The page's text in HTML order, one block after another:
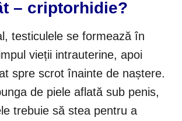
– criptorhidie?
testiculele se formează în
vieții intrauterine, apoi
spre scrot înainte de naștere.
de piele aflată sub penis,
trebuie să stea pentru a